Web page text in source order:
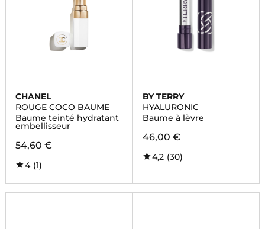
CHANEL
ROUGE COCO BAUME
Baume teinté hydratant
embellisseur
54,60 €
4 (1)
BY TERRY
HYALURONIC
Baume à lèvre
46,00 €
4,2 (30)